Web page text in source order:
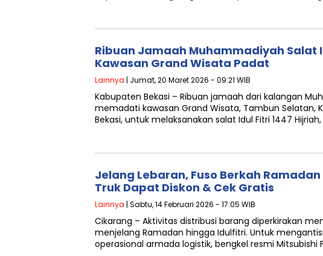
Ribuan Jamaah Muhammadiyah Salat
Kawasan Grand Wisata Padat
Lainnya | Jumat, 20 Maret 2026 - 09:21 WIB
Kabupaten Bekasi – Ribuan jamaah dari kalangan
memadati kawasan Grand Wisata, Tambun Selatan,
Bekasi, untuk melaksanakan salat Idul Fitri 1447
Jelang Lebaran, Fuso Berkah Ramadan
Truk Dapat Diskon & Cek Gratis
Lainnya | Sabtu, 14 Februari 2026 - 17:05 WIB
Cikarang – Aktivitas distribusi barang diperkirakan
menjelang Ramadan hingga Idulfitri. Untuk
operasional armada logistik, bengkel resmi Mitsubishi